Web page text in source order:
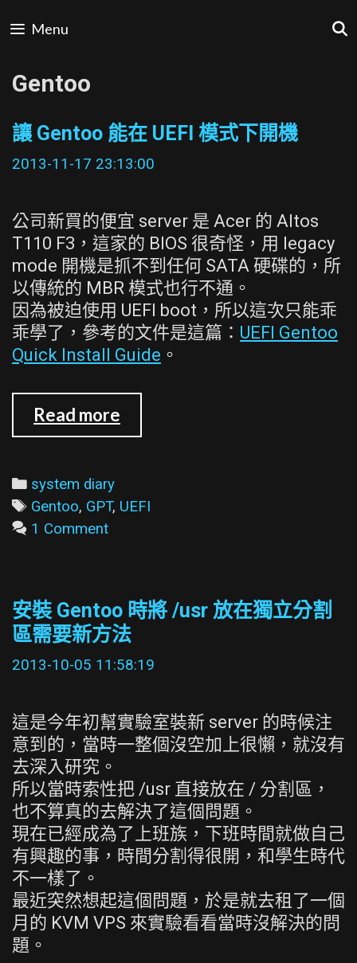
to
Menu
Gentoo
讓 Gentoo 能在 UEFI 模式下開機
2013-11-17 23:13:00
公司新買的便宜 server 是 Acer 的 Altos
T110 F3，這家的 BIOS 很奇怪，用 legacy
mode 開機是抓不到任何 SATA 硬碟的，所
以傳統的 MBR 模式也行不通。
因為被迫使用 UEFI boot，所以這次只能乖
乖學了，參考的文件是這篇： UEFI Gentoo
Quick Install Guide 。
Read more
Gentoo
UEFI
機
Categories
system diary
Tags
Gentoo, GPT, UEFI
1 Comment
安裝 Gentoo 時將 /usr 放在獨立分割
區需要新方法
2013-10-05 11:58:19
這是今年初幫實驗室裝新 server 的時候注
意到的，當時一整個沒空加上很懶，就沒有
去深入研究。
所以當時索性把 /usr 直接放在 / 分割區，
也不算真的去解決了這個問題。
現在已經成為了上班族，下班時間就做自己
有興趣的事，時間分割得很開，和學生時代
不一樣了。
最近突然想起這個問題，於是就去租了一個
月的 KVM VPS 來實驗看看當時沒解決的問
題。